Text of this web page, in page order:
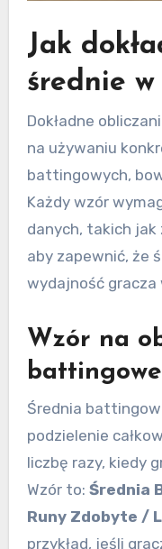
Jak
średnie
Dokładne
na używaniu
battingowych,
Każdy wzór
danych, takich
aby zapewnić, że
wydajność gracza
Wzór na
Średnia
podzielenie
liczbę razy, kiedy
Wzór to: Średnia
Runy Zdobyte /
przykład, jeśli